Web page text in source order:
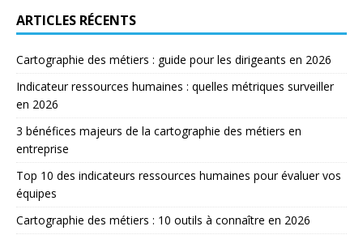
ARTICLES RÉCENTS
Cartographie des métiers : guide pour les dirigeants en 2026
Indicateur ressources humaines : quelles métriques surveiller
en 2026
3 bénéfices majeurs de la cartographie des métiers en
entreprise
Top 10 des indicateurs ressources humaines pour évaluer vos
équipes
Cartographie des métiers : 10 outils à connaître en 2026